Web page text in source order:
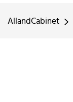
AllandCabinet